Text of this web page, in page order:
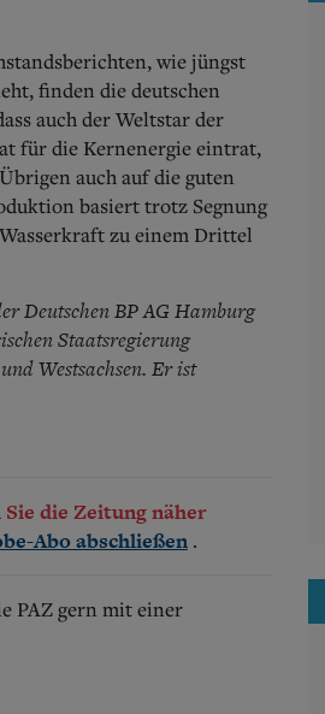
wie jüngst
finden die deutschen
auch der Weltstar der
für die Kernenergie eintrat,
auch auf die guten
basiert trotz Segnung
zu einem Drittel
Deutschen BP AG Hamburg
Staatsregierung
Westsachsen. Er ist
die Zeitung näher
Abo abschließen .
PAZ gern mit einer